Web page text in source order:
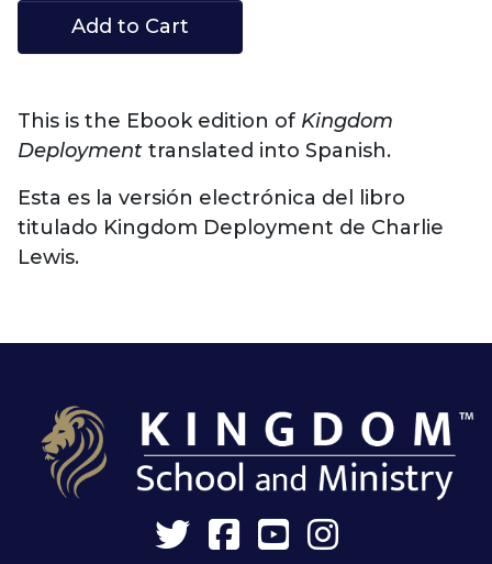
Add to Cart
This is the Ebook edition of Kingdom
Deployment translated into Spanish.
Esta es la versión electrónica del libro
titulado Kingdom Deployment de Charlie
Lewis.
TwitterFacebook
YouTube
Instagram